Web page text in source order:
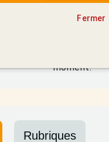
résultat
moment.
Rubriques
Fermer